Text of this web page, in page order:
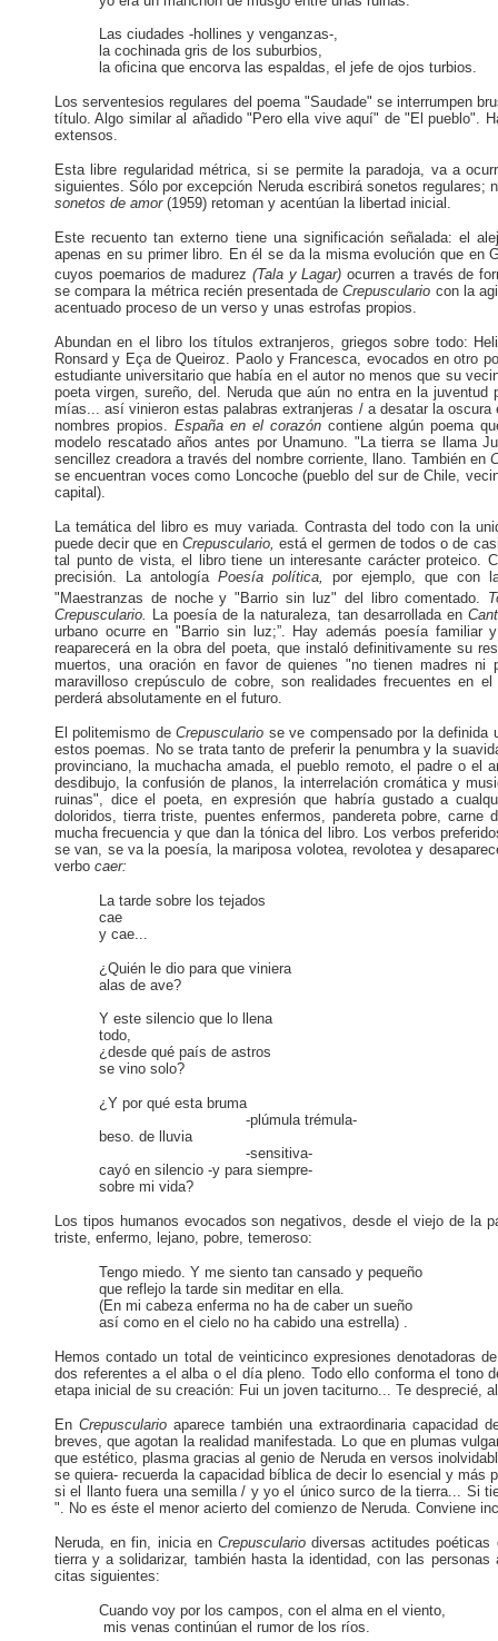
Las ciudades -hollines y venganzas-,
la cochinada gris de los suburbios,
la oficina que encorva las espaldas, el jefe de ojos turbios.
Los serventesios regulares del poema "Saudade" se interrumpen
título. Algo similar al añadido "Pero ella vive aquí" de "El pueblo".
extensos.
Esta libre regularidad métrica, si se permite la paradoja, va a
siguientes. Sólo por excepción Neruda escribirá sonetos
sonetos de amor (1959) retoman y acentúan la libertad inicial.
Este recuento tan externo tiene una significación señalada: el
apenas en su primer libro. En él se da la misma evolución que en
cuyos poemarios de madurez (Tala y Lagar)ocurren a través de
se compara la métrica recién presentada deCrepusculario con la
acentuado proceso de un verso y unas estrofas propios.
Abundan en el libro los títulos extranjeros, griegos sobre todo:
Ronsard y Eça de Queiroz. Paolo y Francesca, evocados en otro
estudiante universitario que había en el autor no menos que su
poeta virgen, sureño, del. Neruda que aún no entra en la
mías... así vinieron estas palabras extranjeras / a desatar la
nombres propios. España en el corazón contiene algún poema
modelo rescatado años antes por Unamuno. "La tierra se llama
sencillez creadora a través del nombre corriente, llano. También en
se encuentran voces como Loncoche (pueblo del sur de Chile,
capital).
La temática del libro es muy variada. Contrasta del todo con la
puede decir que en Crepusculario,está el germen de todos o de
tal punto de vista, el libro tiene un interesante carácter proteico.
precisión. La antología Poesía política, por ejemplo, que con
"Maestranzas de noche y "Barrio sin luz" del libro comentado.
Crepusculario. La poesía de la naturaleza, tan desarrollada en
urbano ocurre en "Barrio sin luz;”. Hay además poesía
reaparecerá en la obra del poeta, que instaló definitivamente su
muertos, una oración en favor de quienes "no tienen madres
maravilloso crepúsculo de cobre, son realidades frecuentes en
perderá absolutamente en el futuro.
El politemismo deCrepusculario se ve compensado por la definida
estos poemas. No se trata tanto de preferir la penumbra y la
provinciano, la muchacha amada, el pueblo remoto, el padre o
desdibujo, la confusión de planos, la interrelación cromática y
ruinas", dice el poeta, en expresión que habría gustado a
doloridos, tierra triste, puentes enfermos, pandereta pobre,
mucha frecuencia y que dan la tónica del libro. Los verbos
se van, se va la poesía, la mariposa volotea, revolotea y
verbo caer:
La tarde sobre los tejados
cae
y cae...
¿Quién le dio para que viniera
alas de ave?
Y este silencio que lo llena
todo,
¿desde qué país de astros
se vino solo?
¿Y por qué esta bruma
-plúmula trémula-
beso. de lluvia
-sensitiva-
cayó en silencio -y para siempre-
sobre mi vida?
Los tipos humanos evocados son negativos, desde el viejo de la
triste, enfermo, lejano, pobre, temeroso:
Tengo miedo. Y me siento tan cansado y pequeño
que reflejo la tarde sin meditar en ella.
(En mi cabeza enferma no ha de caber un sueño
así como en el cielo no ha cabido una estrella) .
Hemos contado un total de veinticinco expresiones denotadoras
dos referentes a el alba o el día pleno. Todo ello conforma el tono
etapa inicial de su creación: Fui un joven taciturno... Te desprecié,
En Crepusculario aparece también una extraordinaria capacidad
breves, que agotan la realidad manifestada. Lo que en plumas
que estético, plasma gracias al genio de Neruda en versos
se quiera- recuerda la capacidad bíblica de decir lo esencial y
si el llanto fuera una semilla / y yo el único surco de la tierra... Si
". No es éste el menor acierto del comienzo de Neruda. Conviene
Neruda, en fin, inicia en Crepusculariodiversas actitudes
tierra y a solidarizar, también hasta la identidad, con las
citas siguientes:
Cuando voy por los campos, con el alma en el viento,
mis venas continúan el rumor de los ríos.